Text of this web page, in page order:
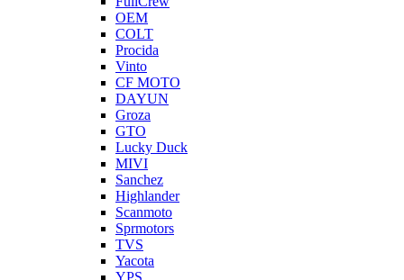
OEM
COLT
Procida
Vinto
CF MOTO
DAYUN
Groza
GTO
Lucky Duck
MIVI
Sanchez
Highlander
Scanmoto
Sprmotors
TVS
Yacota
YPS